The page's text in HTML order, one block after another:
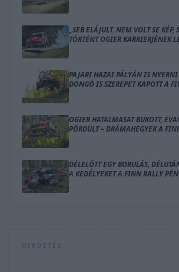
„SEB ELÁJULT. NEM VOLT SE KÉP,
TÖRTÉNT OGIER KARRIERJÉNEK
PAJARI HAZAI PÁLYÁN IS NYERNI
DONGÓ IS SZEREPET KAPOTT A
OGIER HATALMASAT BUKOTT,
PÖRDÜLT – DRÁMAHEGYEK A
DÉLELŐTT EGY BORULÁS,
A KEDÉLYEKET A FINN RALLY
HIRDETÉS